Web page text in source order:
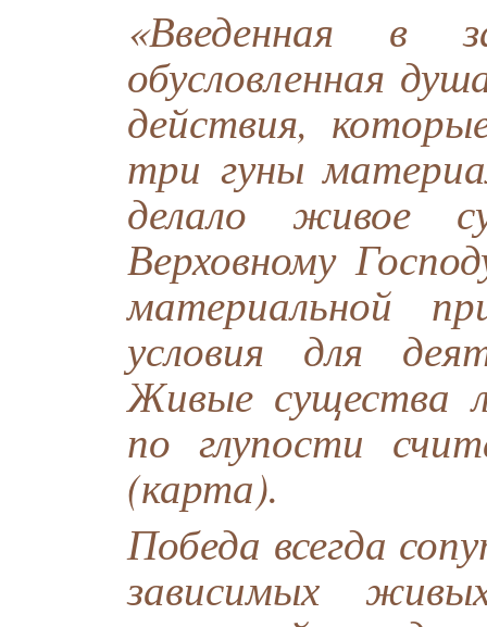
«Введенная в
обусловленная
действия,
три гуны
делало живое
Верховному
материальной
условия для
Живые существа
по глупости
(карта).
Победа всегда
зависимых